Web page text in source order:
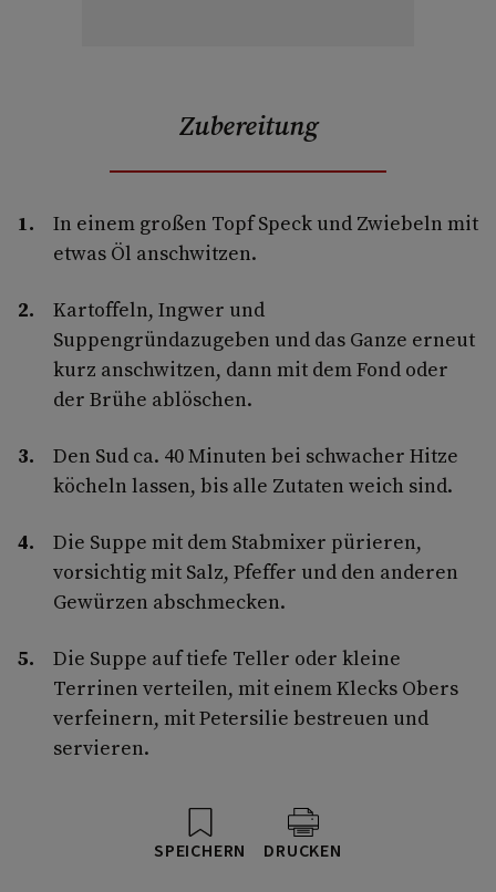
Zubereitung
In einem großen Topf Speck und Zwiebeln mit
etwas Öl anschwitzen.
Kartoffeln, Ingwer und
Suppengründazugeben und das Ganze erneut
kurz anschwitzen, dann mit dem Fond oder
der Brühe ablöschen.
Den Sud ca. 40 Minuten bei schwacher Hitze
köcheln lassen, bis alle Zutaten weich sind.
Die Suppe mit dem Stabmixer pürieren,
vorsichtig mit Salz, Pfeffer und den anderen
Gewürzen abschmecken.
Die Suppe auf tiefe Teller oder kleine
Terrinen verteilen, mit einem Klecks Obers
verfeinern, mit Petersilie bestreuen und
servieren.
SPEICHERN DRUCKEN